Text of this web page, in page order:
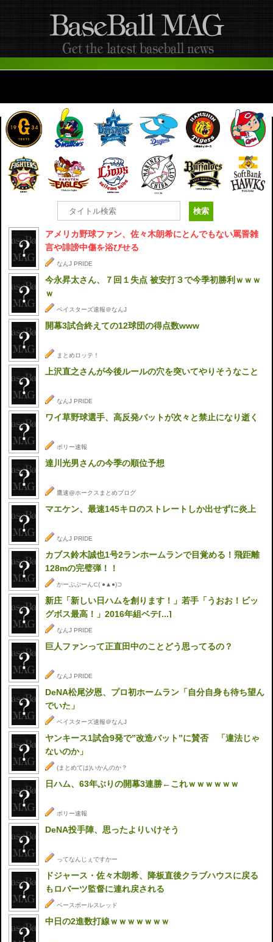
アメリカ野球ファン、佐々木朗希にとんでもない罵詈雑
言や誹謗中傷を浴びせる
なんJ PRIDE
今永昇太さん、７回１失点 被安打３で今季初勝利ｗｗｗ
ｗ
ベイスターズ速報＠なんJ
開幕3試合終えての12球団の得点数www
まとめロッテ！
上沢直之さんが今後ルールの穴を突いてやりそうなこと
なんJ PRIDE
ワイ草野球選手、高反発バットが次々と禁止になり逝く
ポリー速報
達川光男さんの今季の順位予想
鷹速@ホークスまとめブログ
マエケン、最速145キロのストレートしか出せずに炎上
なんJ PRIDE
カブス鈴木誠也1号2ランホームランで目覚める！飛距離
128mの完璧弾！！
かーぷぶーん⊂( ●▲●)⊃
新庄「新しい日ハムを創ります！」若手「うおお！ビッ
グボス最高！」2016年組ベテ[...]
なんJ PRIDE
巨人ファンって正直田中のことどう思ってるの？
なんJ PRIDE
DeNA松尾汐恩、プロ初ホームラン「自分自身も待ち望ん
でいた」
ベイスターズ速報＠なんJ
ヤンキース1試合9発で”改造バット”に賛否 「違法じゃ
ないのか」
(まとめては)いかんのか？
日ハム、63年ぶりの開幕3連勝←これｗｗｗｗｗｗ
ポリー速報
DeNA投手陣、思ったよりいけそう
ってなんじぇですかー
ドジャース・佐々木朗希、降板直後クラブハウスに戻る
もロバーツ監督に連れ戻される
ベースボールスレッド
中日の2進数打線ｗｗｗｗｗｗｗ